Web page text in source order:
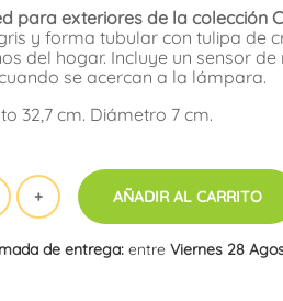
para exteriores de la colección
y forma tubular con tulipa de
del hogar. Incluye un sensor
se acercan a la lámpara.
32,7 cm. Diámetro 7 cm.
AÑADIR AL CARRITO
de entrega: entre Viernes 28